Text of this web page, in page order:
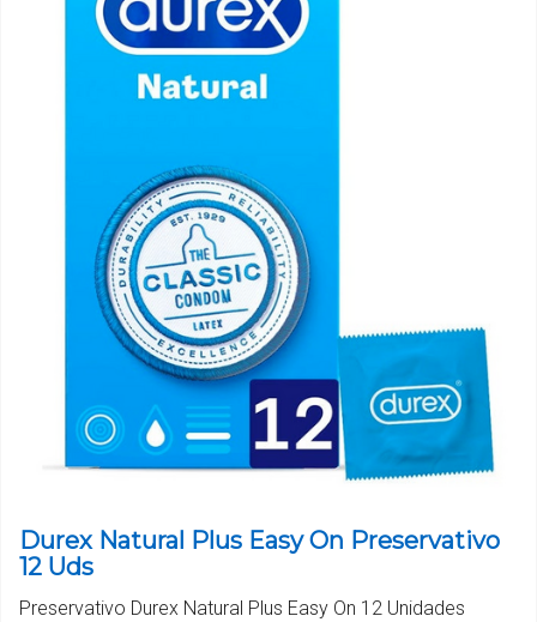
Durex Natural Plus Easy On Preservativo
12 Uds
Preservativo Durex Natural Plus Easy On 12 Unidades